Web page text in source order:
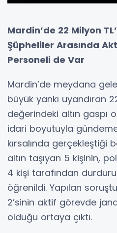
Mardin’de 22 Milyon
Şüpheliler Arasında
Personeli de Var
Mardin’de meydana
büyük yankı uyandıran
değerindeki altın gaspı
idari boyutuyla
kırsalında gerçekleştiği
altın taşıyan 5 kişinin,
4 kişi tarafından
öğrenildi. Yapılan
2’sinin aktif görevde
olduğu ortaya çıktı.